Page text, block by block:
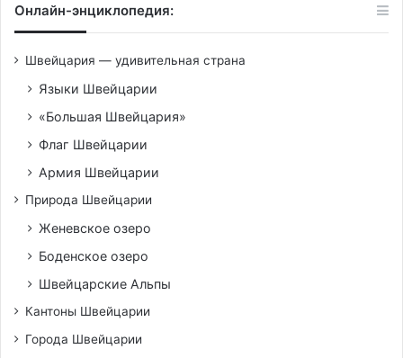
Онлайн-энциклопедия:
Швейцария — удивительная страна
Языки Швейцарии
«Большая Швейцария»
Флаг Швейцарии
Армия Швейцарии
Природа Швейцарии
Женевское озеро
Боденское озеро
Швейцарские Альпы
Кантоны Швейцарии
Города Швейцарии